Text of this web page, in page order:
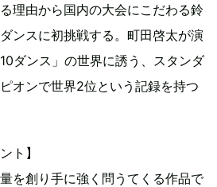
理由から国内の大会にこだわる鈴
ンスに初挑戦する。町田啓太が演
ダンス」の世界に誘う、スタンダ
オンで世界2位という記録を持つ
ト】
を創り手に強く問うてくる作品で